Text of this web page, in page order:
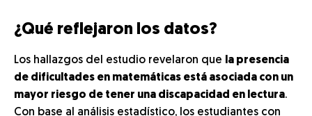
¿Qué reflejaron los datos?
Los hallazgos del estudio revelaron que
la presencia
de dificultades en matemáticas está asociada con un
mayor riesgo de tener una discapacidad en lectura.
Con base al análisis estadístico, los estudiantes con